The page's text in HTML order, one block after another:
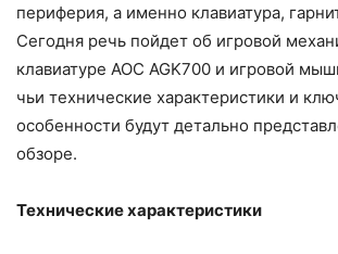
периферия, а именно клавиатура,
Сегодня речь пойдет об игровой
клавиатуре AOC AGK700 и игровой
чьи технические характеристики и
особенности будут детально
обзоре.
Технические характеристики